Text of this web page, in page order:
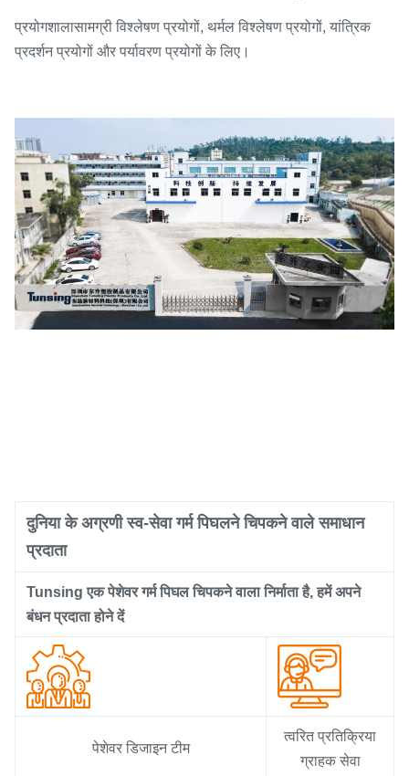
प्रयोगशालासामग्री विश्लेषण प्रयोगों, थर्मल विश्लेषण प्रयोगों, यांत्रिक
प्रदर्शन प्रयोगों और पर्यावरण प्रयोगों के लिए।
दुनिया के अग्रणी स्व-सेवा गर्म पिघलने चिपकने वाले समाधान
प्रदाता
Tunsing एक पेशेवर गर्म पिघल चिपकने वाला निर्माता है, हमें अपने
बंधन प्रदाता होने दें
पेशेवर डिजाइन टीम
त्वरित प्रतिक्रिया
ग्राहक सेवा